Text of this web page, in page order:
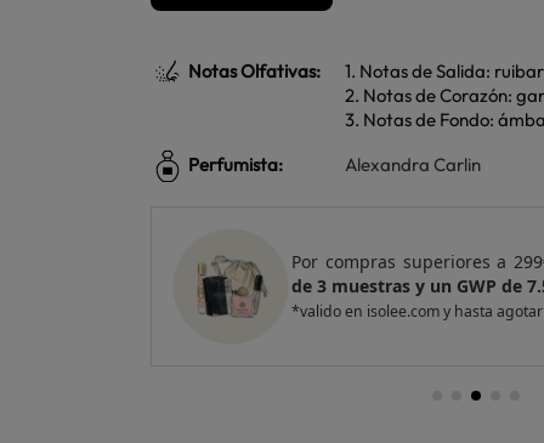
Notas Olfativas:
1. Notas de Salida:
2. Notas de Corazón:
3. Notas de Fondo:
Perfumista:
Alexandra Carlin
Por compras superiores a
de 4 muestras y 2 GWP de
*valido en isolee.com y hasta